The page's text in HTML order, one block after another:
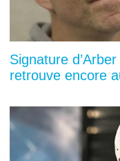
Signature
retrouve encore